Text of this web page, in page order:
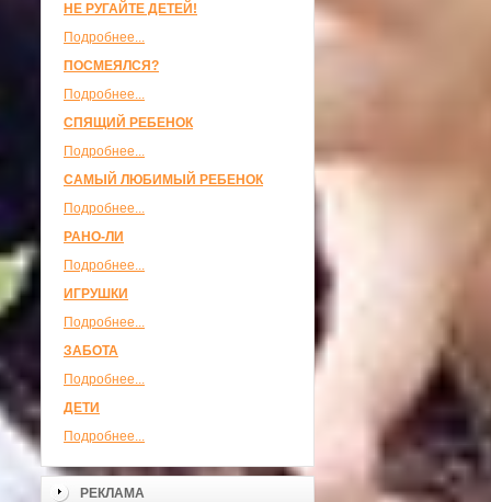
НЕ РУГАЙТЕ ДЕТЕЙ!
Подробнее...
ПОСМЕЯЛСЯ?
Подробнее...
СПЯЩИЙ РЕБЕНОК
Подробнее...
САМЫЙ ЛЮБИМЫЙ РЕБЕНОК
Подробнее...
РАНО-ЛИ
Подробнее...
ИГРУШКИ
Подробнее...
ЗАБОТА
Подробнее...
ДЕТИ
Подробнее...
РЕКЛАМА